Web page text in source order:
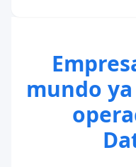
mundo